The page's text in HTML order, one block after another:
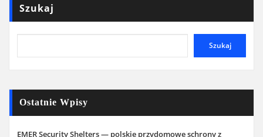
Szukaj
Szukaj
Ostatnie Wpisy
EMER Security Shelters — polskie przydomowe schrony z